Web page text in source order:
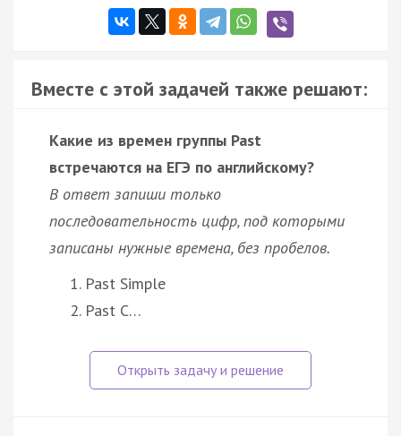
Вместе с этой задачей также решают:
Какие из времен группы Past
встречаются на ЕГЭ по английскому?
В ответ запиши только
последовательность цифр, под которыми
записаны нужные времена, без пробелов.
Past Simple
Past C…